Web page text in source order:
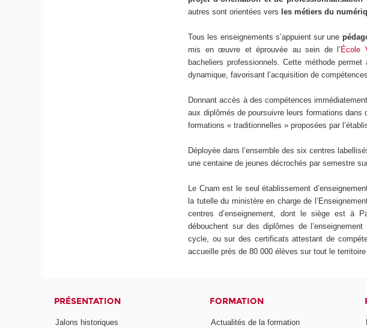
autres sont orientées vers les métiers du
Tous les enseignements s’appuient sur une
mis en œuvre et éprouvée au sein de l’École
bacheliers professionnels. Cette méthode
dynamique, favorisant l’acquisition de
Donnant accès à des compétences
aux diplômés de poursuivre leurs formations dans
formations « traditionnelles » proposées par
Déployée dans l’ensemble des six centres
une centaine de jeunes décrochés par semestre
Le Cnam est le seul établissement
la tutelle du ministère en charge de
centres d’enseignement, dont le siège est à
débouchent sur des diplômes de
cycle, ou sur des certificats attestant de
accueille près de 80 000 élèves sur tout le territoire
PRÉSENTATION
Jalons historiques
FORMATION
Actualités de la formation